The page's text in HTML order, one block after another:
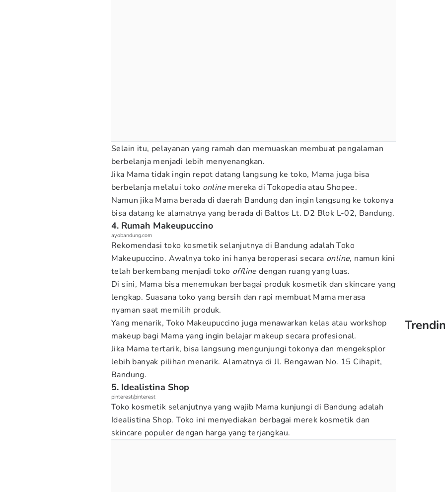
Selain itu, pelayanan yang ramah dan memuaskan membuat pengalaman
berbelanja menjadi lebih menyenangkan.
Jika Mama tidak ingin repot datang langsung ke toko, Mama juga bisa
berbelanja melalui toko online mereka di Tokopedia atau Shopee.
Namun jika Mama berada di daerah Bandung dan ingin langsung ke tokonya
bisa datang ke alamatnya yang berada di Baltos Lt. D2 Blok L-02, Bandung.
4. Rumah Makeupuccino
ayobandung.com
Rekomendasi toko kosmetik selanjutnya di Bandung adalah Toko
Makeupuccino. Awalnya toko ini hanya beroperasi secara online, namun kini
telah berkembang menjadi toko offlinedengan ruang yang luas.
Di sini, Mama bisa menemukan berbagai produk kosmetik dan skincare yang
lengkap. Suasana toko yang bersih dan rapi membuat Mama merasa
nyaman saat memilih produk.
Yang menarik, Toko Makeupuccino juga menawarkan kelas atau workshop
makeup bagi Mama yang ingin belajar makeup secara profesional.
Jika Mama tertarik, bisa langsung mengunjungi tokonya dan mengeksplor
lebih banyak pilihan menarik. Alamatnya di Jl. Bengawan No. 15 Cihapit,
Bandung.
5. Idealistina Shop
pinterest/pinterest
Toko kosmetik selanjutnya yang wajib Mama kunjungi di Bandung adalah
Idealistina Shop. Toko ini menyediakan berbagai merek kosmetik dan
skincare populer dengan harga yang terjangkau.